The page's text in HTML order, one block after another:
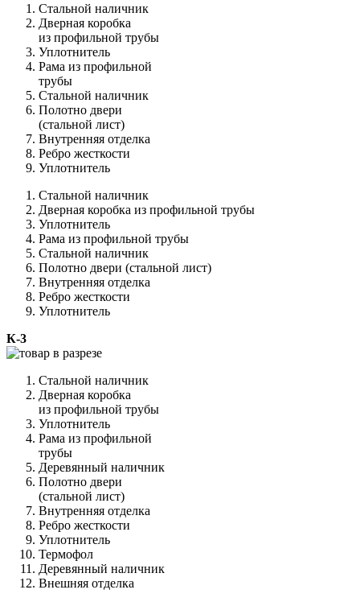
Стальной наличник
Дверная коробка
из профильной трубы
Уплотнитель
Рама из профильной
трубы
Стальной наличник
Полотно двери
(стальной лист)
Внутренняя отделка
Ребро жесткости
Уплотнитель
Стальной наличник
Дверная коробка из профильной трубы
Уплотнитель
Рама из профильной трубы
Стальной наличник
Полотно двери (стальной лист)
Внутренняя отделка
Ребро жесткости
Уплотнитель
К-3
Стальной наличник
Дверная коробка
из профильной трубы
Уплотнитель
Рама из профильной
трубы
Деревянный наличник
Полотно двери
(стальной лист)
Внутренняя отделка
Ребро жесткости
Уплотнитель
Термофол
Деревянный наличник
Внешняя отделка